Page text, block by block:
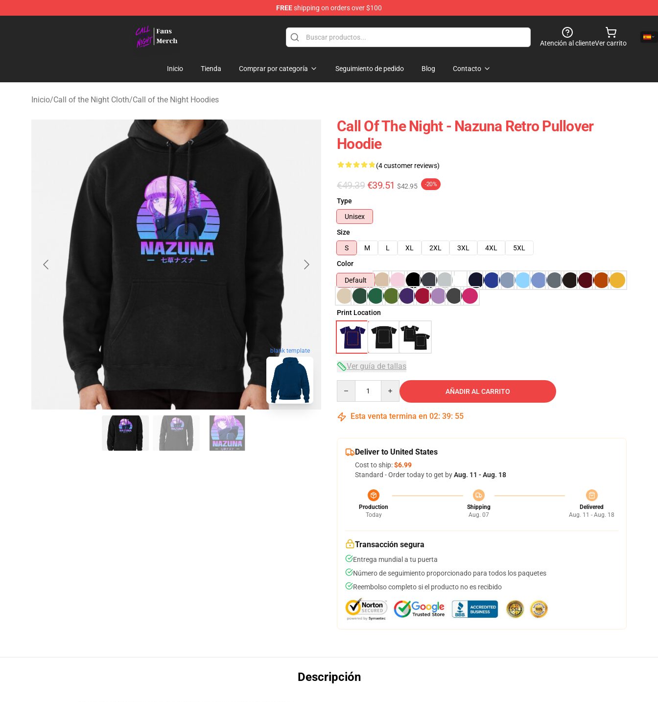
FREEshipping on orders over $100
Atención al clienteVer carrito
Inicio Tienda Comprar por categoría Seguimiento de pedido Blog Contacto
Inicio/Call of the Night Cloth/Call of the Night Hoodies
blank template
Call Of The Night - Nazuna Retro Pullover
Hoodie
(4 customer reviews)
€49.39 €39.51 $42.95 -20%
Type
Unisex
Size
S
M L XL 2XL 3XL 4XL
5XL
Color
Default
Print Location
Ver guía de tallas
AÑADIR AL CARRITO
Esta venta termina en 02: 39: 54
Deliver to United States
Cost to ship:$6.99
Standard - Order today to get byAug. 11 - Aug. 18
Production
Today
Shipping
Aug. 07
Delivered
Aug. 11 - Aug. 18
Transacción segura
Entrega mundial a tu puerta
Número de seguimiento proporcionado para todos los paquetes
Reembolso completo si el producto no es recibido
Descripción